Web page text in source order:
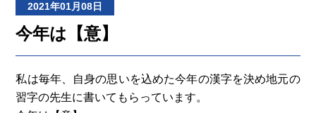
2021年01月08日
今年は【意】
私は毎年、自身の思いを込めた今年の漢字を決め地元の
習字の先生に書いてもらっています。